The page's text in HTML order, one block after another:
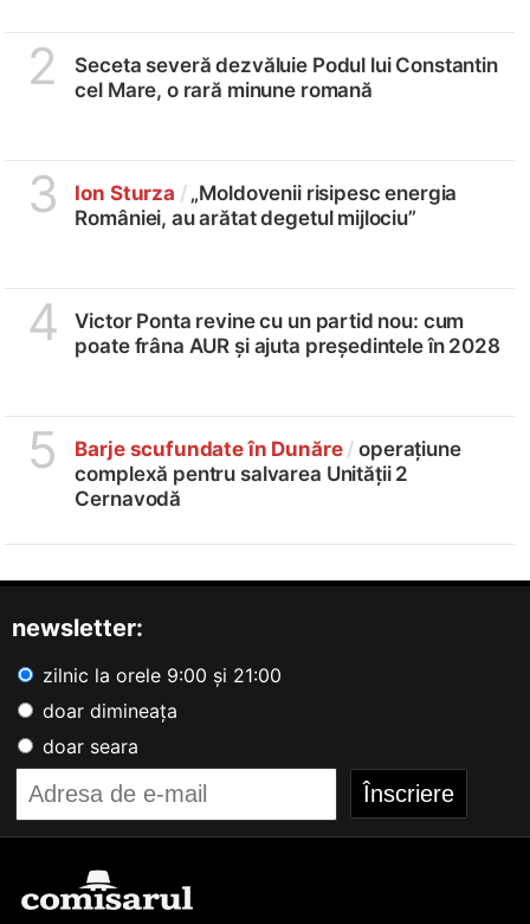
2
Seceta severă dezvăluie Podul lui Constantin
cel Mare, o rară minune romană
3 Ion Sturza /„Moldovenii risipesc energia
României, au arătat degetul mijlociu”
4
Victor Ponta revine cu un partid nou: cum
poate frâna AUR și ajuta președintele în 2028
5 Barje scufundate în Dunăre / operațiune
complexă pentru salvarea Unității 2
Cernavodă
newsletter:
zilnic la orele 9:00 și 21:00
doar dimineața
doar seara